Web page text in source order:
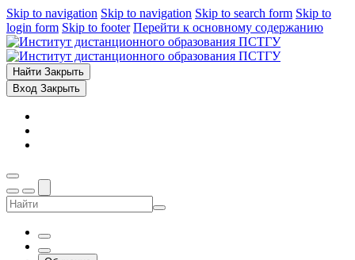
Skip to navigation Skip to navigation Skip to search form Skip to
login form Skip to footer Перейти к основному содержанию
Найти Закрыть
Вход Закрыть